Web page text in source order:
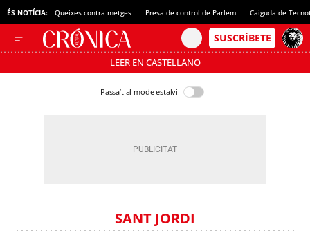
ÉS NOTÍCIA: Queixes contra metges Presa de control de Parlem Caiguda de
LEER EN CASTELLANO
Passa’t al mode estalvi
SANT JORDI